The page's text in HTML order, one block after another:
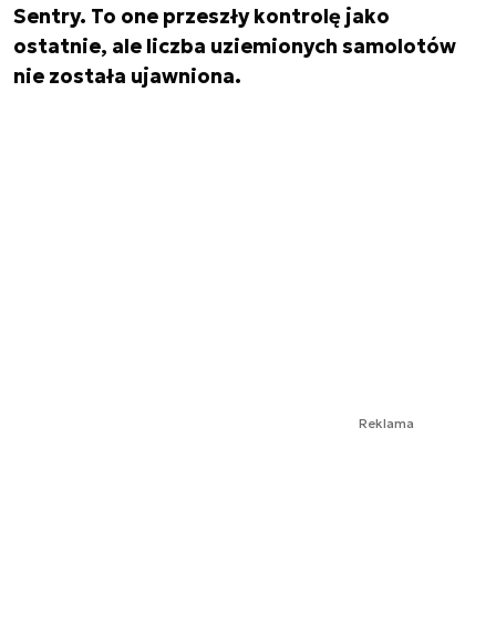
Sentry. To one przeszły kontrolę jako
ostatnie, ale liczba uziemionych samolotów
nie została ujawniona.
Reklama